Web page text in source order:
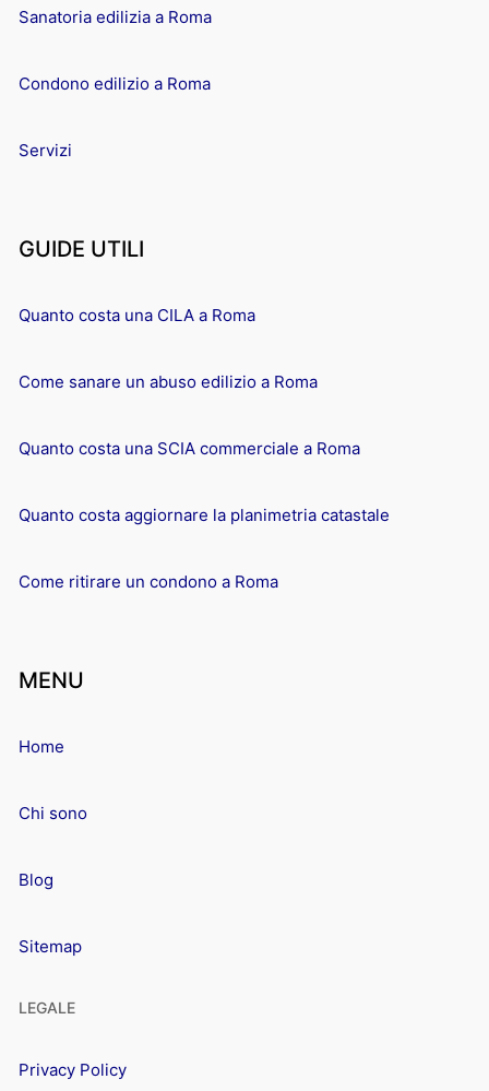
Sanatoria edilizia a Roma
Condono edilizio a Roma
Servizi
GUIDE UTILI
Quanto costa una CILA a Roma
Come sanare un abuso edilizio a Roma
Quanto costa una SCIA commerciale a Roma
Quanto costa aggiornare la planimetria catastale
Come ritirare un condono a Roma
MENU
Home
Chi sono
Blog
Sitemap
LEGALE
Privacy Policy